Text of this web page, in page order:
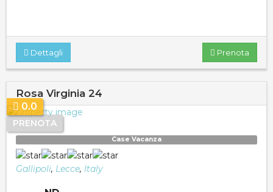
Prenota
Dettagli
Rosa Virginia 24
PRENOTA
0.0
Case Vacanza
Gallipoli, Lecce, Italy